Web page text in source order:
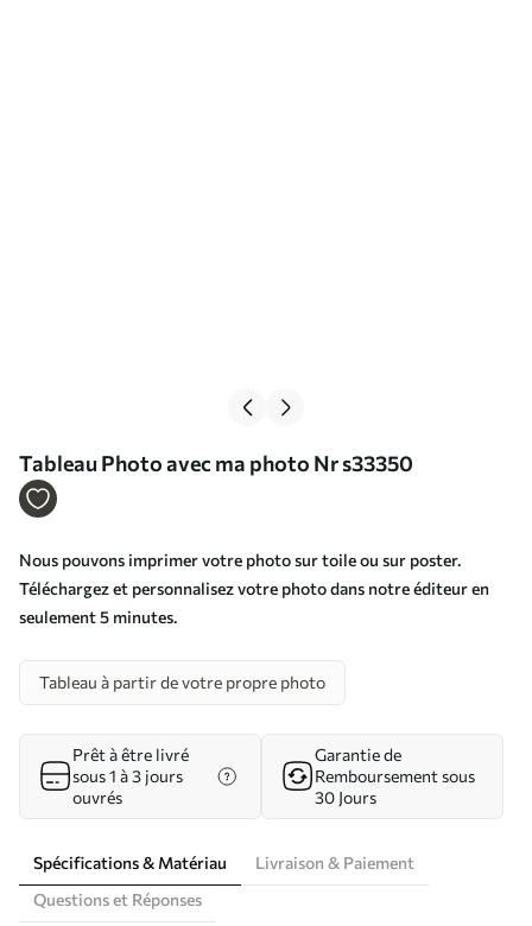
Tableau Photo avec ma photo Nr s33350
Nous pouvons imprimer votre photo sur toile ou sur poster.
Téléchargez et personnalisez votre photo dans notre éditeur en
seulement 5 minutes.
Tableau à partir de votre propre photo
Prêt à être livré
sous 1 à 3 jours
ouvrés
Garantie de
Remboursement sous
30 Jours
Spécifications & Matériau
Livraison & Paiement
Questions et Réponses